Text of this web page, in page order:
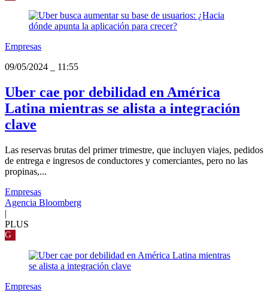
Empresas
09/05/2024
11:55
Uber cae por debilidad en América
Latina mientras se alista a integración
clave
Las reservas brutas del primer trimestre, que incluyen viajes, pedidos
de entrega e ingresos de conductores y comerciantes, pero no las
propinas,...
Empresas
Agencia Bloomberg
|
PLUS
G
Empresas